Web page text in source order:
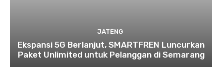
JATENG
Ekspansi 5G Berlanjut, SMARTFREN Luncurkan
Paket Unlimited untuk Pelanggan di Semarang